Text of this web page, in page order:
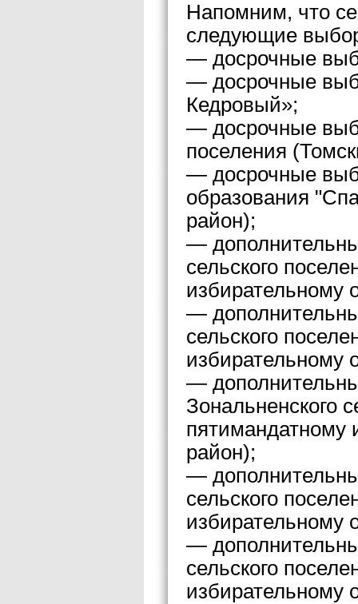
Напомним, что
следующие
— досрочные
— досрочные
Кедровый»;
— досрочные
поселения
— досрочные
образования
район);
—
сельского
избирательному
—
сельского
избирательному
—
Зональненского
пятимандатному
район);
—
сельского
избирательному
—
сельского
избирательному